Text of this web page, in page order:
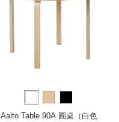
Aalto Table 90A 圓桌（白色